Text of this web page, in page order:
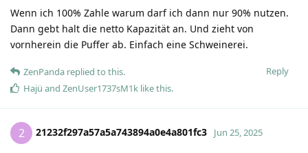
Wenn ich 100% Zahle warum darf ich dann nur 90% nutzen.
Dann gebt halt die netto Kapazität an. Und zieht von
vornherein die Puffer ab. Einfach eine Schweinerei.
Reply
ZenPanda replied to this.
Hajü and ZenUser1737sM1k like this.
2 21232f297a57a5a743894a0e4a801fc3 Jun 25, 2025